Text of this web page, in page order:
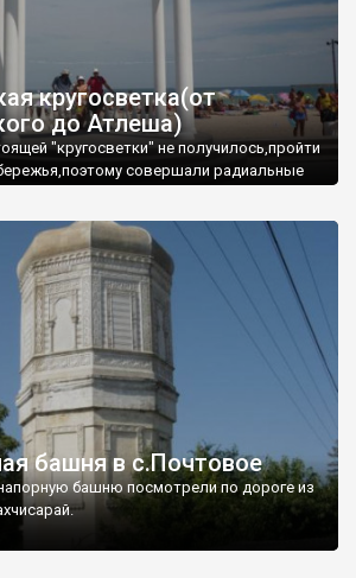
кругосветка(от
до Атлеша)
"кругосветки" не получилось,пройти
совершали радиальные
башня в с.Почтовое
башню посмотрели по дороге из